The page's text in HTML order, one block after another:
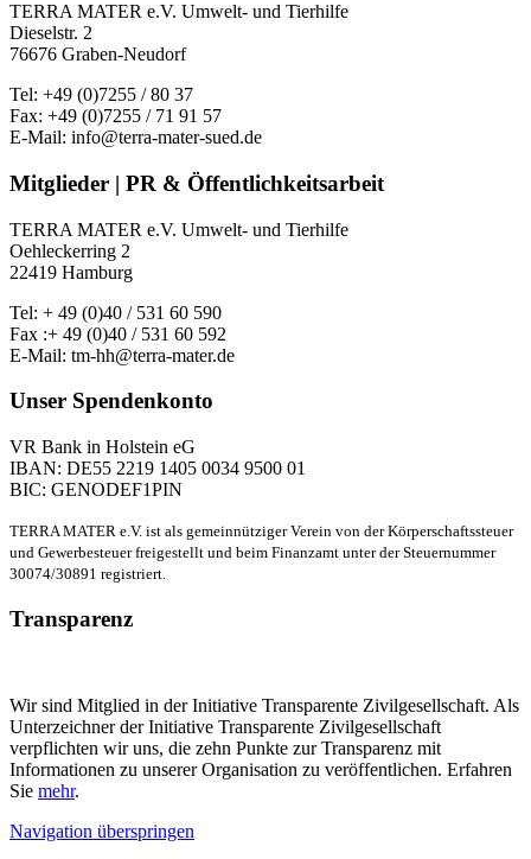
TERRA MATER e.V. Umwelt- und Tierhilfe
Dieselstr. 2
76676 Graben-Neudorf
Tel: +49 (0)7255 / 80 37
Fax: +49 (0)7255 / 71 91 57
E-Mail: info@terra-mater-sued.de
Mitglieder | PR & Öffentlichkeitsarbeit
TERRA MATER e.V. Umwelt- und Tierhilfe
Oehleckerring 2
22419 Hamburg
Tel: + 49 (0)40 / 531 60 590
Fax :+ 49 (0)40 / 531 60 592
E-Mail: tm-hh@terra-mater.de
Unser Spendenkonto
VR Bank in Holstein eG
IBAN: DE55 2219 1405 0034 9500 01
BIC: GENODEF1PIN
TERRA MATER e.V. ist als gemeinnütziger Verein von der Körperschaftssteuer
und Gewerbesteuer freigestellt und beim Finanzamt unter der Steuernummer
30074/30891 registriert.
Transparenz
Wir sind Mitglied in der Initiative Transparente Zivilgesellschaft. Als
Unterzeichner der Initiative Transparente Zivilgesellschaft
verpflichten wir uns, die zehn Punkte zur Transparenz mit
Informationen zu unserer Organisation zu veröffentlichen. Erfahren
Sie mehr.
Navigation überspringen